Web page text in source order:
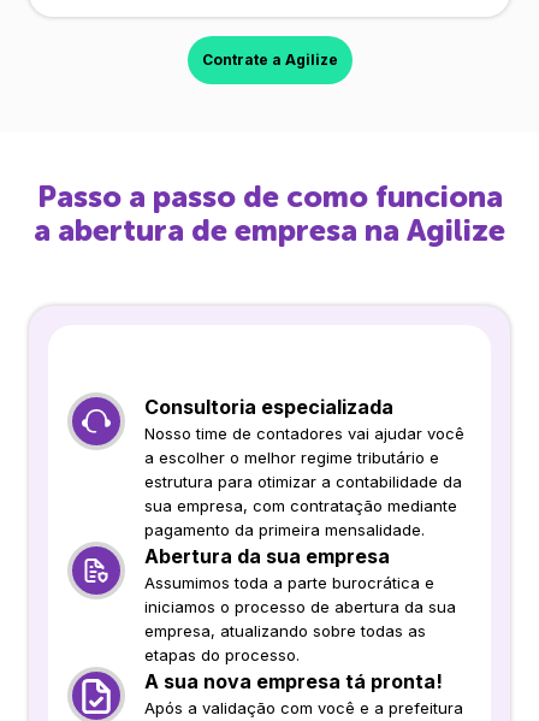
Contrate a Agilize
Passo a passo de como funciona
a abertura de empresa na Agilize
Consultoria especializada
Nosso time de contadores vai ajudar você
a escolher o melhor regime tributário e
estrutura para otimizar a contabilidade da
sua empresa, com contratação mediante
pagamento da primeira mensalidade.
Abertura da sua empresa
Assumimos toda a parte burocrática e
iniciamos o processo de abertura da sua
empresa, atualizando sobre todas as
etapas do processo.
A sua nova empresa tá pronta!
Após a validação com você e a prefeitura